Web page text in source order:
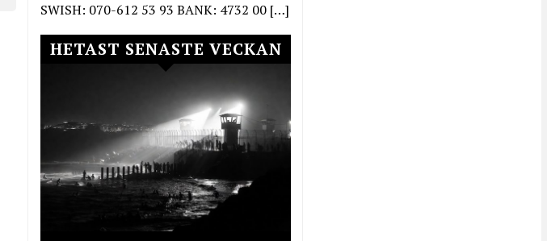
SWISH: 070-612 53 93 BANK: 4732 00 […]
HETAST SENASTE VECKAN